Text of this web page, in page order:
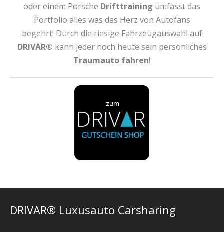
oder einem Porsche Drifttraining umfasst das
Portfolio alles was das Herz von Autofans
begehrt! Durch die riesige Fahrzeugauswahl auf
DRIVAR® kann jeder noch heute sein persönliches
Traumauto fahren!
DRIVAR® Luxusauto Carsharing